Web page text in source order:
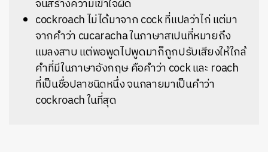
จนสร้างความเข้าใจผิด
cockroach ไม่ได้มาจาก cock ที่แปลว่าไก่ แต่มา
จากคำว่า cucaracha ในภาษาสเปนที่หมายถึง
แมลงสาบ แต่พอพูดไปพูดมาก็ถูกปรับเสียงให้ใกล้
คำที่มีในภาษาอังกฤษ คือคำว่า cock และ roach
ที่เป็นชื่อปลาชนิดหนึ่ง จนกลายมาเป็นคำว่า
cockroach ในที่สุด